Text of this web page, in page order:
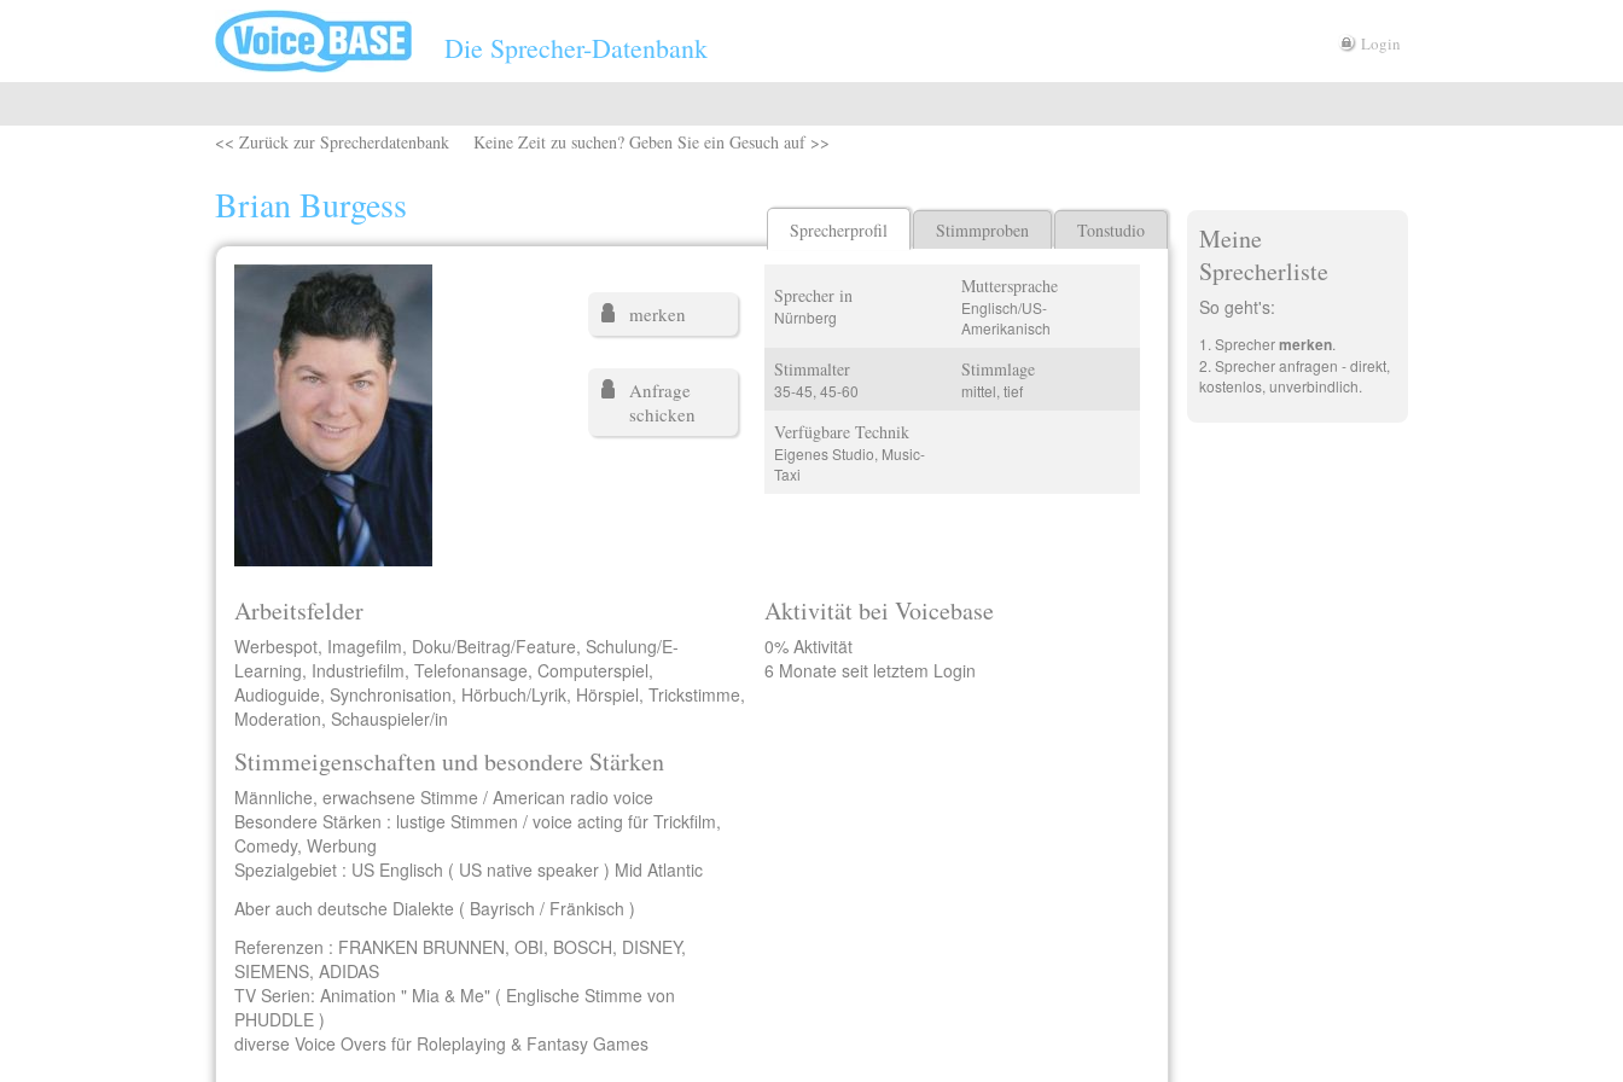
Die Sprecher-Datenbank Login
<< Zurück zur Sprecherdatenbank Keine Zeit zu suchen? Geben Sie ein Gesuch auf >>
Brian Burgess
Sprecherprofil Stimmproben Tonstudio
merken
Anfrage
schicken
Sprecher in
Nürnberg
Muttersprache
Englisch/US-
Amerikanisch
Stimmalter
35-45, 45-60
Stimmlage
mittel, tief
Verfügbare Technik
Eigenes Studio, Music-
Taxi
Arbeitsfelder
Werbespot, Imagefilm, Doku/Beitrag/Feature, Schulung/E-
Learning, Industriefilm, Telefonansage, Computerspiel,
Audioguide, Synchronisation, Hörbuch/Lyrik, Hörspiel, Trickstimme,
Moderation, Schauspieler/in
Stimmeigenschaften und besondere Stärken
Männliche, erwachsene Stimme / American radio voice
Besondere Stärken : lustige Stimmen / voice acting für Trickfilm,
Comedy, Werbung
Spezialgebiet : US Englisch ( US native speaker ) Mid Atlantic
Aber auch deutsche Dialekte ( Bayrisch / Fränkisch )
Referenzen : FRANKEN BRUNNEN, OBI, BOSCH, DISNEY,
SIEMENS, ADIDAS
TV Serien: Animation " Mia & Me" ( Englische Stimme von
PHUDDLE )
diverse Voice Overs für Roleplaying & Fantasy Games
Aktivität bei Voicebase
0% Aktivität
6 Monate seit letztem Login
Meine
Sprecherliste
So geht's:
Sprechermerken.
Sprecher anfragen - direkt,
kostenlos, unverbindlich.